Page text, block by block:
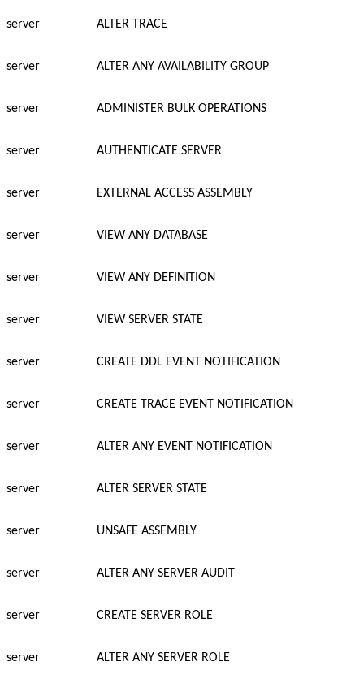
server ALTER TRACE
server ALTER ANY AVAILABILITY GROUP
server ADMINISTER BULK OPERATIONS
server AUTHENTICATE SERVER
server EXTERNAL ACCESS ASSEMBLY
server VIEW ANY DATABASE
server VIEW ANY DEFINITION
server VIEW SERVER STATE
server CREATE DDL EVENT NOTIFICATION
server CREATE TRACE EVENT NOTIFICATION
server ALTER ANY EVENT NOTIFICATION
server ALTER SERVER STATE
server UNSAFE ASSEMBLY
server ALTER ANY SERVER AUDIT
server CREATE SERVER ROLE
server ALTER ANY SERVER ROLE